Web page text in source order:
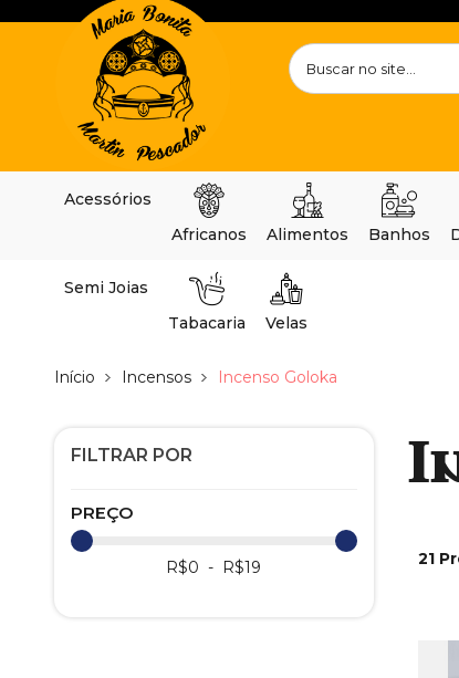
Acessórios
Africanos
Alimentos Banhos
Semi Joias
Tabacaria
Velas
Início Incensos Incenso Goloka
FILTRAR POR
PREÇO
R$0 - R$19 21